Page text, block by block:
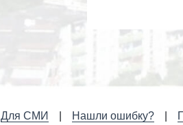
Для СМИ Нашли ошибку?